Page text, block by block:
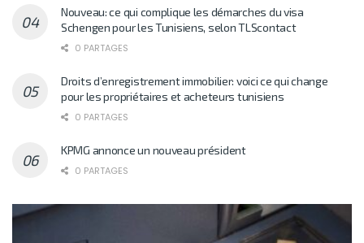
Nouveau: ce qui complique les démarches du visa
Schengen pour les Tunisiens, selon TLScontact
0 PARTAGES
Droits d’enregistrement immobilier: voici ce qui change
pour les propriétaires et acheteurs tunisiens
0 PARTAGES
KPMG annonce un nouveau président
0 PARTAGES